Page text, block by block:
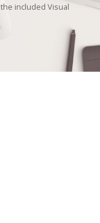
the included Visual